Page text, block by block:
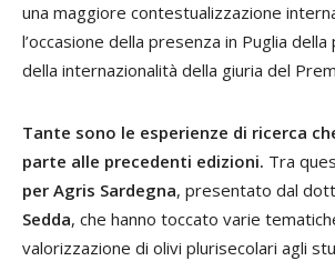
una maggiore contestualizzazione
l’occasione della presenza in Puglia
della internazionalità della giuria del
Tante sono le esperienze di ricerca
parte alle precedenti edizioni. Tra
per Agris Sardegna, presentato dal
Sedda, che hanno toccato varie
valorizzazione di olivi plurisecolari agli